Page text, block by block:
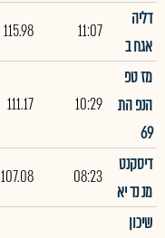
דליה
אגח ב
11:07
115.98
מז טפ
הנפ הת
69
10:29
111.17
דיסקנט
מנ נד יא
08:23
107.08
שיכון